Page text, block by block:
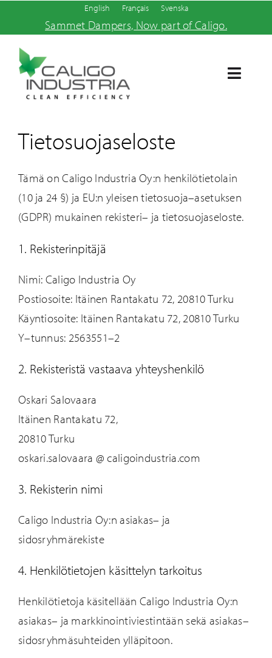
content
English Français Svenska
Sammet Dampers, Now part of Caligo.
Toggle
Tuotteet ja palvelut
Yritys
Ajankohtaista
Tietosuojaseloste
Tämä on Caligo Industria Oy:n henkilötietolain
(10 ja 24 §) ja EU:n yleisen tietosuoja–asetuksen
(GDPR) mukainen rekisteri– ja tietosuojaseloste.
1. Rekisterinpitäjä
Nimi: Caligo Industria Oy
Postiosoite: Itäinen Rantakatu 72, 20810 Turku
Käyntiosoite: Itäinen Rantakatu 72, 20810 Turku
Y–tunnus: 2563551–2
2. Rekisteristä vastaava yhteyshenkilö
Oskari Salovaara
Itäinen Rantakatu 72,
20810 Turku
oskari.salovaara @ caligoindustria.com
3. Rekisterin nimi
Caligo Industria Oy:n asiakas– ja
sidosryhmärekiste
4. Henkilötietojen käsittelyn tarkoitus
Henkilötietoja käsitellään Caligo Industria Oy:n
asiakas– ja markkinointiviestintään sekä asiakas–
sidosryhmäsuhteiden ylläpitoon.